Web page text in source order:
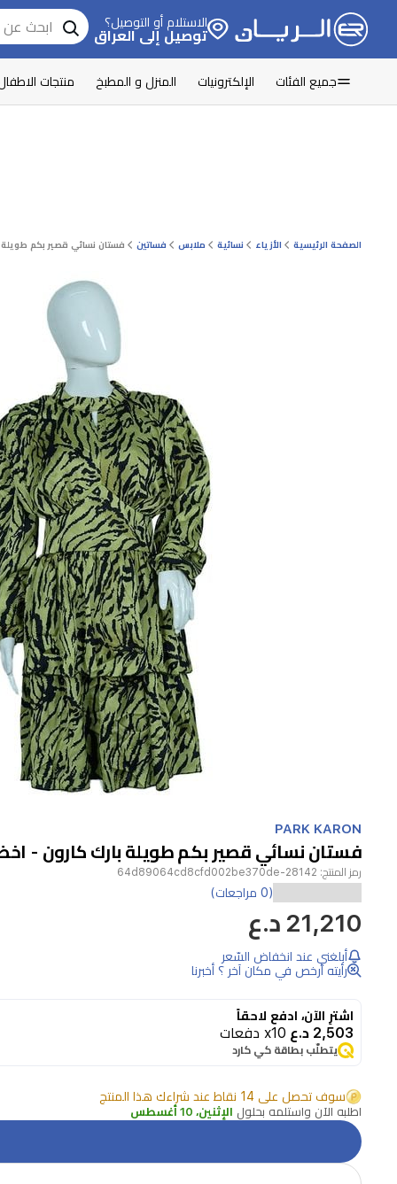
الاستلام أو التوصيل؟
توصيل إلى العراق
جميع الفئات الإلكترونيات المنزل و المطبخ منتجات
الصفحة الرئيسية الأزياء نسائية ملابس فساتين فستان نسائي قصير بكم طويلة
1
of
1
PARK KARON
فستان نسائي قصير بكم طويلة بارك كارون -
رمز المنتج: 28142-64d89064cd8cfd002be370de
(0 مراجعات)
21,210 د.ع
أبلغني عند انخفاض السّعر
رأيته أرخص في مكان آخر ؟ أخبرنا
اشترِ الآن، ادفع لاحقاً
2,503 د.ع x10 دفعات
يتطلّب بطاقة كي كارد
سوف تحصل على 14 نقاط عند شراءك هذا المنتج
اطلبه الآن واستلمه بحلول الإثنين، 10 أغسطس